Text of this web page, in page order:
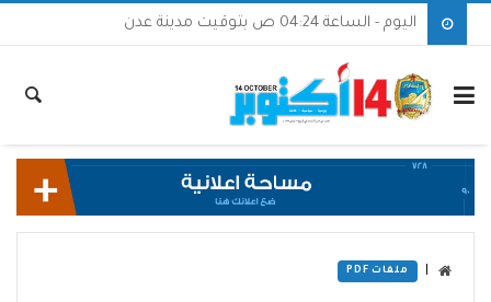
اليوم - الساعة 04:24 ص بتوقيت مدينة عدن
ملفات PDF